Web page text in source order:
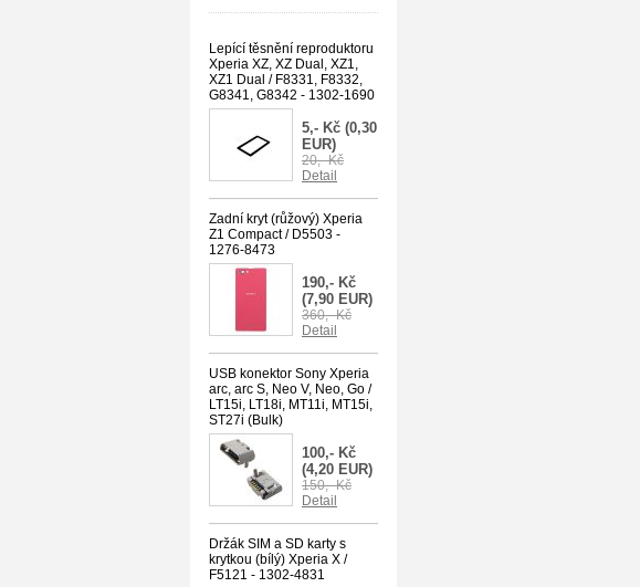
Lepící těsnění reproduktoru
Xperia XZ, XZ Dual, XZ1,
XZ1 Dual / F8331, F8332,
G8341, G8342 - 1302-1690
5,- Kč (0,30
EUR)
20,- Kč
Detail
Zadní kryt (růžový) Xperia
Z1 Compact / D5503 -
1276-8473
190,- Kč
(7,90 EUR)
360,- Kč
Detail
USB konektor Sony Xperia
arc, arc S, Neo V, Neo, Go /
LT15i, LT18i, MT11i, MT15i,
ST27i (Bulk)
100,- Kč
(4,20 EUR)
150,- Kč
Detail
Držák SIM a SD karty s
krytkou (bílý) Xperia X /
F5121 - 1302-4831